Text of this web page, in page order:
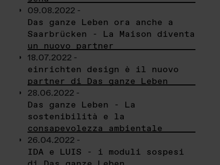
09.08.2022 -
Das ganze Leben ora anche a
Saarbrücken - La Maison diventa
un nuovo partner
18.07.2022 -
einrichten design è il nuovo
partner di Das ganze Leben
28.06.2022 -
Das ganze Leben - La
sostenibilità e la
consapevolezza ambientale
26.04.2022 -
IDA e LUIS - i moduli sospesi